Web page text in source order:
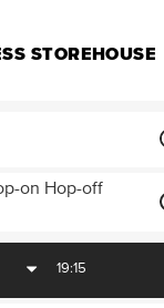
STOREHOUSE
on Hop-off